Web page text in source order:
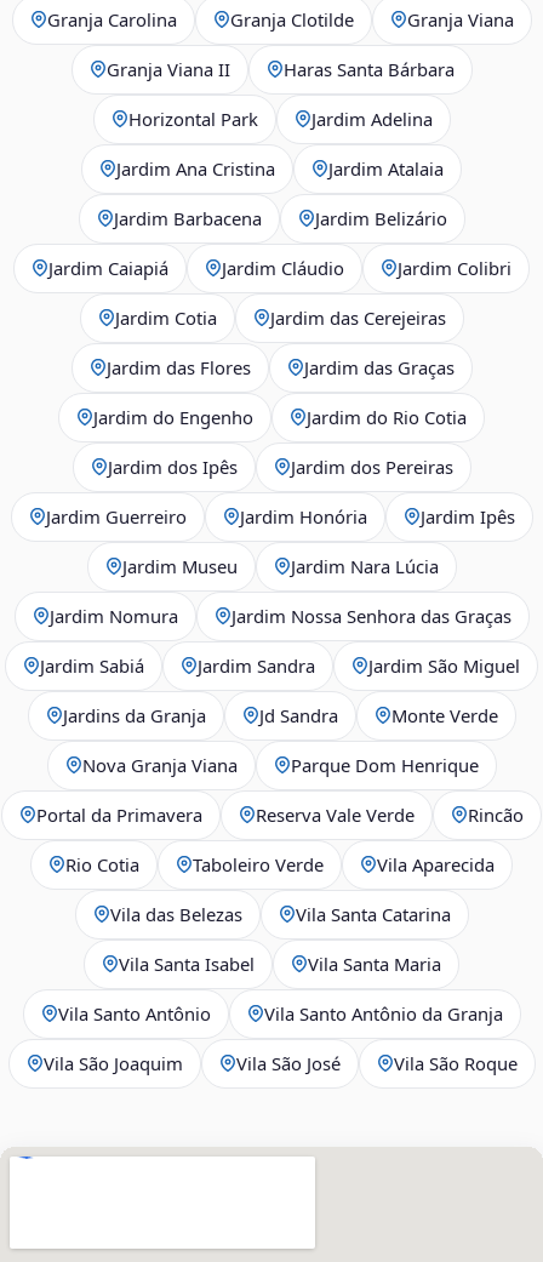
Granja Carolina Granja Clotilde Granja Viana
Granja Viana II Haras Santa Bárbara
Horizontal Park Jardim Adelina
Jardim Ana Cristina Jardim Atalaia
Jardim Barbacena Jardim Belizário
Jardim Caiapiá Jardim Cláudio Jardim Colibri
Jardim Cotia Jardim das Cerejeiras
Jardim das Flores Jardim das Graças
Jardim do Engenho Jardim do Rio Cotia
Jardim dos Ipês Jardim dos Pereiras
Jardim Guerreiro Jardim Honória Jardim Ipês
Jardim Museu Jardim Nara Lúcia
Jardim Nomura Jardim Nossa Senhora das Graças
Jardim Sabiá Jardim Sandra Jardim São Miguel
Jardins da Granja Jd Sandra Monte Verde
Nova Granja Viana Parque Dom Henrique
Portal da Primavera Reserva Vale Verde Rincão
Rio Cotia Taboleiro Verde Vila Aparecida
Vila das Belezas Vila Santa Catarina
Vila Santa Isabel Vila Santa Maria
Vila Santo Antônio Vila Santo Antônio da Granja
Vila São Joaquim Vila São José Vila São Roque